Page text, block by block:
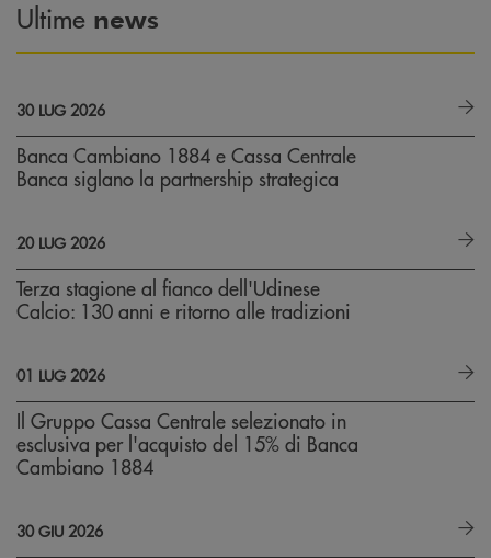
Ultime news
30 LUG 2026
Banca Cambiano 1884 e Cassa Centrale
Banca siglano la partnership strategica
20 LUG 2026
Terza stagione al fianco dell'Udinese
Calcio: 130 anni e ritorno alle tradizioni
01 LUG 2026
Il Gruppo Cassa Centrale selezionato in
esclusiva per l'acquisto del 15% di Banca
Cambiano 1884
30 GIU 2026